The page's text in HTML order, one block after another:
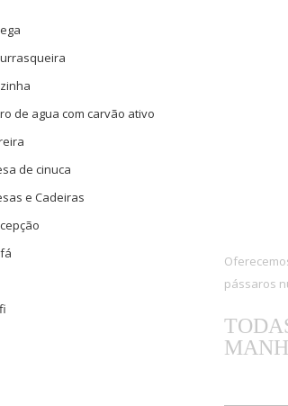
de agua com carvão ativo
de cinuca
e Cadeiras
pássaros